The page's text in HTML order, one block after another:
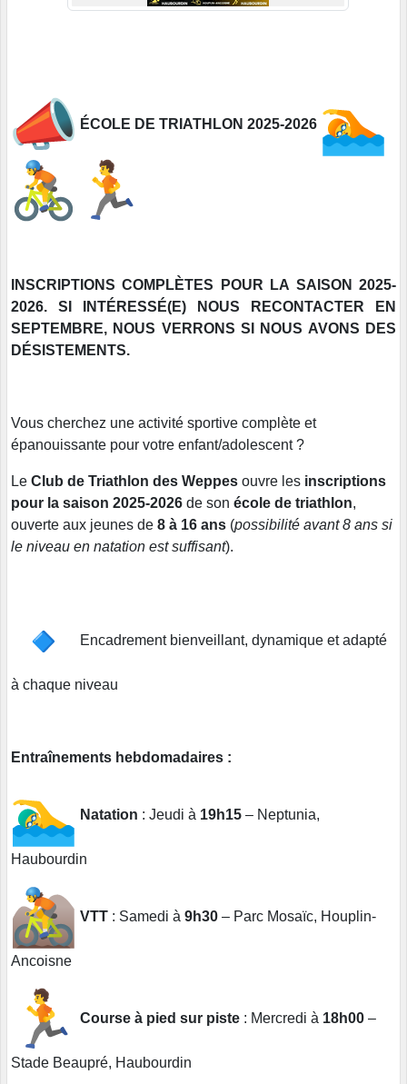
ÉCOLE DE TRIATHLON 2025-2026
INSCRIPTIONS COMPLÈTES POUR LA SAISON 2025-
2026. SI INTÉRESSÉ(E) NOUS RECONTACTER EN
SEPTEMBRE, NOUS VERRONS SI NOUS AVONS DES
DÉSISTEMENTS.
Vous cherchez une activité sportive complète et
épanouissante pour votre enfant/adolescent ?
Le Club de Triathlon des Weppes ouvre les inscriptions
pour la saison 2025-2026 de son école de triathlon,
ouverte aux jeunes de 8 à 16 ans (possibilité avant 8 ans si
le niveau en natation est suffisant).
Encadrement bienveillant, dynamique et adapté
à chaque niveau
Entraînements hebdomadaires :
Natation : Jeudi à 19h15 – Neptunia,
Haubourdin
VTT : Samedi à 9h30 – Parc Mosaïc, Houplin-
Ancoisne
Course à pied sur piste : Mercredi à 18h00 –
Stade Beaupré, Haubourdin